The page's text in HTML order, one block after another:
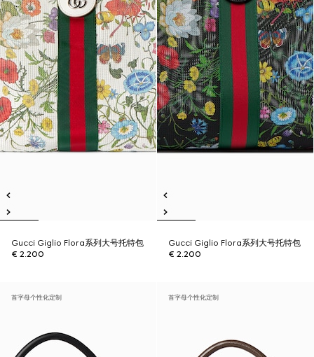
Gucci Giglio Flora系列大号托特包
€ 2.200
Gucci Giglio Flora系列大号托特包
€ 2.200
首字母个性化定制 首字母个性化定制